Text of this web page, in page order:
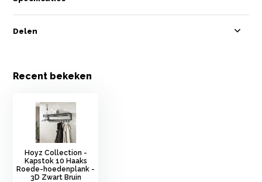
Delen
Recent bekeken
Hoyz Collection -
Kapstok 10 Haaks
Roede-hoedenplank -
3D Zwart Bruin